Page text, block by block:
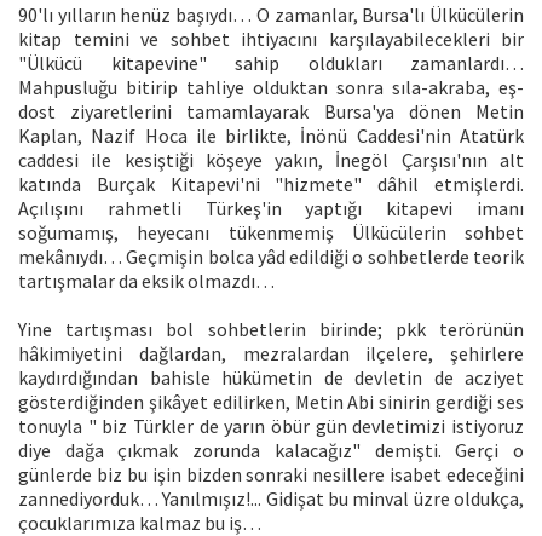
90'lı yılların henüz başıydı… O zamanlar, Bursa'lı Ülkücülerin
kitap temini ve sohbet ihtiyacını karşılayabilecekleri bir
"Ülkücü kitapevine" sahip oldukları zamanlardı…
Mahpusluğu bitirip tahliye olduktan sonra sıla-akraba, eş-
dost ziyaretlerini tamamlayarak Bursa'ya dönen Metin
Kaplan, Nazif Hoca ile birlikte, İnönü Caddesi'nin Atatürk
caddesi ile kesiştiği köşeye yakın, İnegöl Çarşısı'nın alt
katında Burçak Kitapevi'ni "hizmete" dâhil etmişlerdi.
Açılışını rahmetli Türkeş'in yaptığı kitapevi imanı
soğumamış, heyecanı tükenmemiş Ülkücülerin sohbet
mekânıydı… Geçmişin bolca yâd edildiği o sohbetlerde teorik
tartışmalar da eksik olmazdı…
Yine tartışması bol sohbetlerin birinde; pkk terörünün
hâkimiyetini dağlardan, mezralardan ilçelere, şehirlere
kaydırdığından bahisle hükümetin de devletin de acziyet
gösterdiğinden şikâyet edilirken, Metin Abi sinirin gerdiği ses
tonuyla " biz Türkler de yarın öbür gün devletimizi istiyoruz
diye dağa çıkmak zorunda kalacağız" demişti. Gerçi o
günlerde biz bu işin bizden sonraki nesillere isabet edeceğini
zannediyorduk… Yanılmışız!... Gidişat bu minval üzre oldukça,
çocuklarımıza kalmaz bu iş…